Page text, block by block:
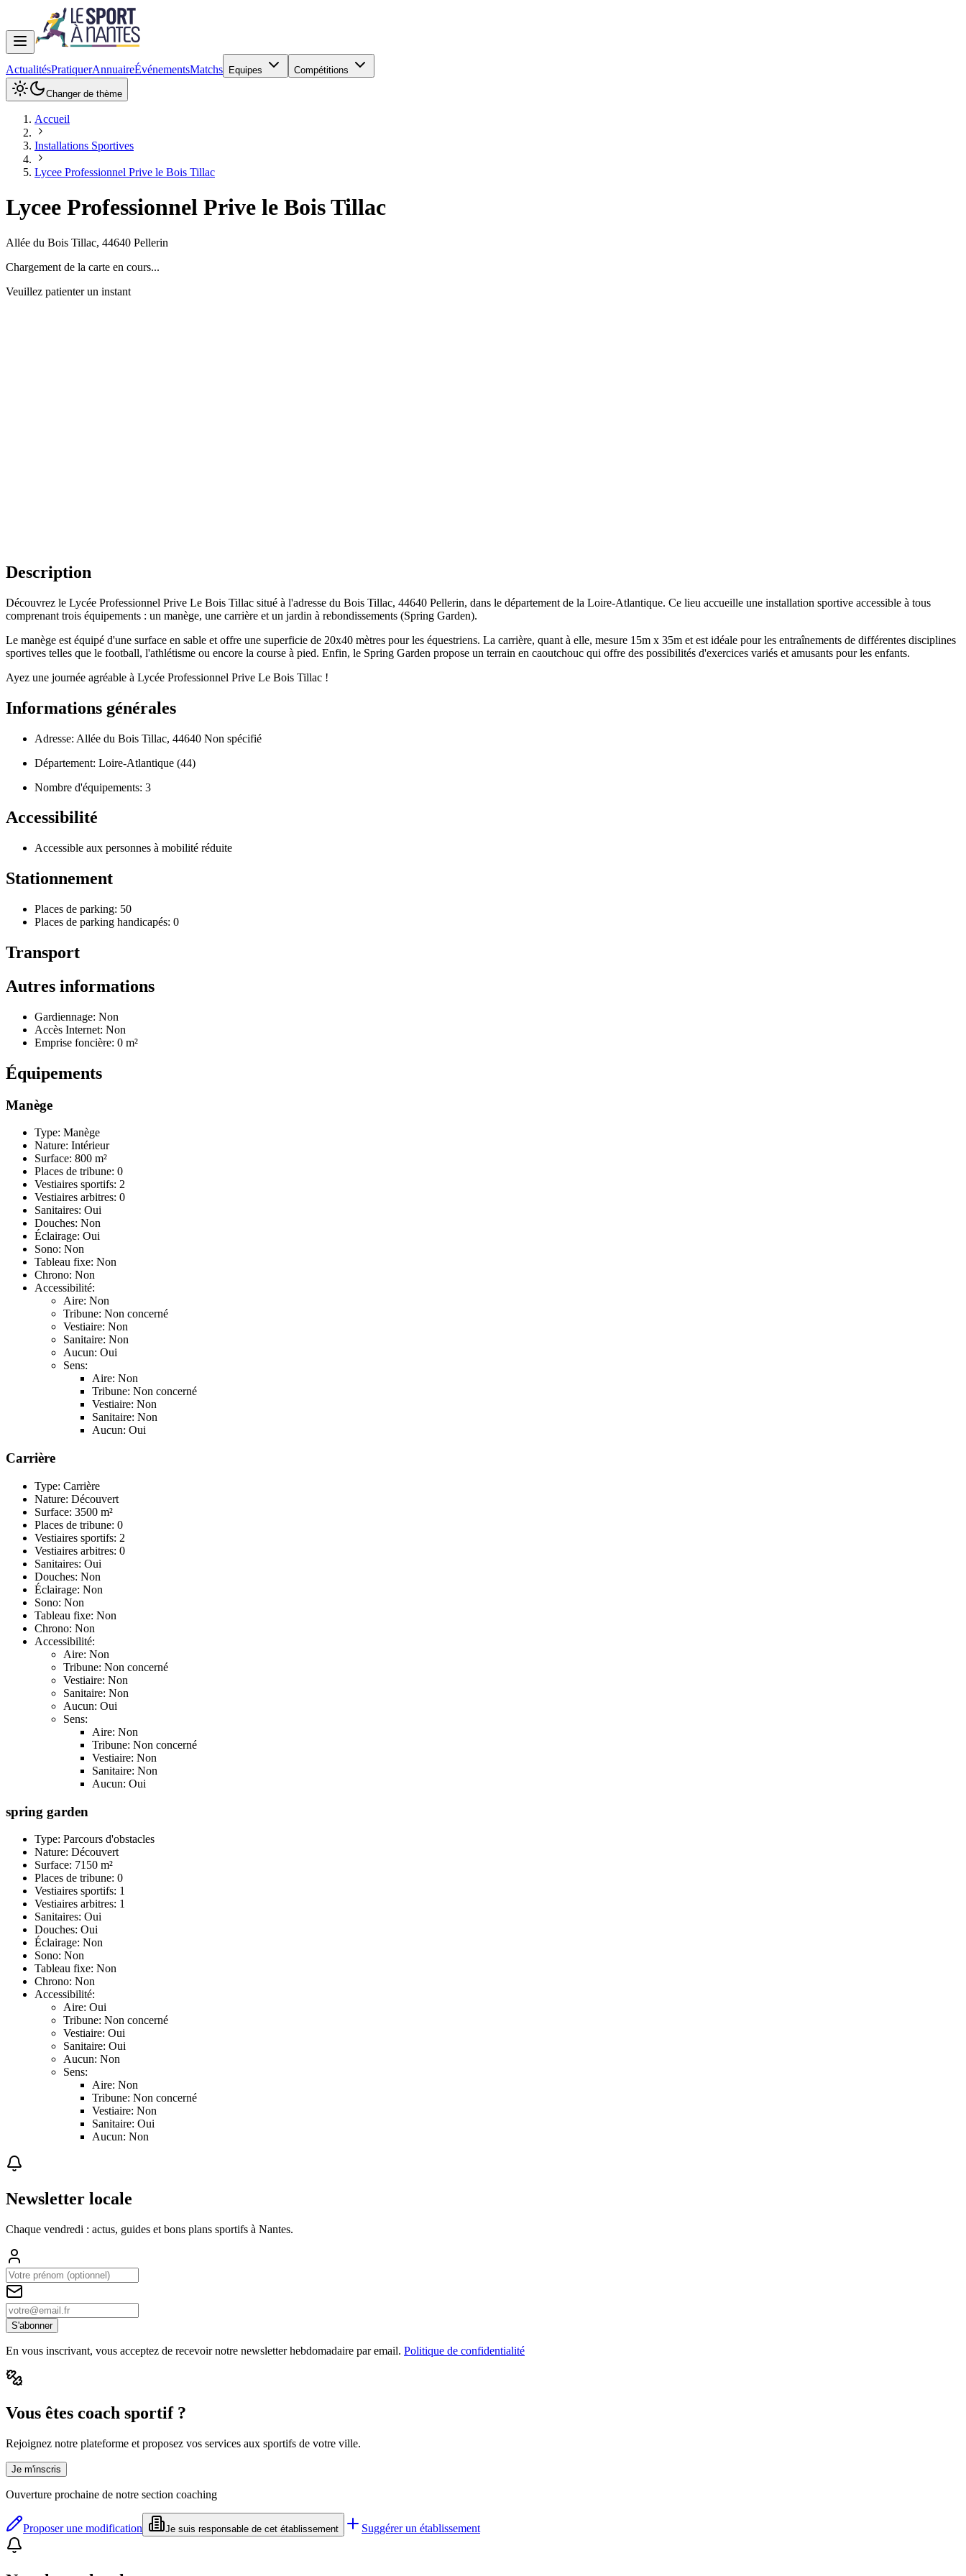
ActualitésPratiquerAnnuaireÉvénementsMatchs Equipes Compétitions
Changer de thème
Accueil
Installations Sportives
Lycee Professionnel Prive le Bois Tillac
Lycee Professionnel Prive le Bois Tillac
Allée du Bois Tillac, 44640 Pellerin
Chargement de la carte en cours...
Veuillez patienter un instant
Description
Découvrez le Lycée Professionnel Prive Le Bois Tillac situé à l'adresse du Bois Tillac, 44640 Pellerin, dans le département de la Loire-Atlantique. Ce lieu accueille une installation sportive accessible à tous
comprenant trois équipements : un manège, une carrière et un jardin à rebondissements (Spring Garden).
Le manège est équipé d'une surface en sable et offre une superficie de 20x40 mètres pour les équestriens. La carrière, quant à elle, mesure 15m x 35m et est idéale pour les entraînements de différentes disciplines
sportives telles que le football, l'athlétisme ou encore la course à pied. Enfin, le Spring Garden propose un terrain en caoutchouc qui offre des possibilités d'exercices variés et amusants pour les enfants.
Ayez une journée agréable à Lycée Professionnel Prive Le Bois Tillac !
Informations générales
Adresse: Allée du Bois Tillac, 44640 Non spécifié
Département: Loire-Atlantique (44)
Nombre d'équipements: 3
Accessibilité
Accessible aux personnes à mobilité réduite
Stationnement
Places de parking: 50
Places de parking handicapés: 0
Transport
Autres informations
Gardiennage: Non
Accès Internet: Non
Emprise foncière: 0 m²
Équipements
Manège
Type: Manège
Nature: Intérieur
Surface: 800 m²
Places de tribune: 0
Vestiaires sportifs: 2
Vestiaires arbitres: 0
Sanitaires: Oui
Douches: Non
Éclairage: Oui
Sono: Non
Tableau fixe: Non
Chrono: Non
Accessibilité:
Aire: Non
Tribune: Non concerné
Vestiaire: Non
Sanitaire: Non
Aucun: Oui
Sens:
Aire: Non
Tribune: Non concerné
Vestiaire: Non
Sanitaire: Non
Aucun: Oui
Carrière
Type: Carrière
Nature: Découvert
Surface: 3500 m²
Places de tribune: 0
Vestiaires sportifs: 2
Vestiaires arbitres: 0
Sanitaires: Oui
Douches: Non
Éclairage: Non
Sono: Non
Tableau fixe: Non
Chrono: Non
Accessibilité:
Aire: Non
Tribune: Non concerné
Vestiaire: Non
Sanitaire: Non
Aucun: Oui
Sens:
Aire: Non
Tribune: Non concerné
Vestiaire: Non
Sanitaire: Non
Aucun: Oui
spring garden
Type: Parcours d'obstacles
Nature: Découvert
Surface: 7150 m²
Places de tribune: 0
Vestiaires sportifs: 1
Vestiaires arbitres: 1
Sanitaires: Oui
Douches: Oui
Éclairage: Non
Sono: Non
Tableau fixe: Non
Chrono: Non
Accessibilité:
Aire: Oui
Tribune: Non concerné
Vestiaire: Oui
Sanitaire: Oui
Aucun: Non
Sens:
Aire: Non
Tribune: Non concerné
Vestiaire: Non
Sanitaire: Oui
Aucun: Non
Newsletter locale
Chaque vendredi : actus, guides et bons plans sportifs à Nantes.
S'abonner
En vous inscrivant, vous acceptez de recevoir notre newsletter hebdomadaire par email. Politique de confidentialité
Vous êtes coach sportif ?
Rejoignez notre plateforme et proposez vos services aux sportifs de votre ville.
Je m'inscris
Ouverture prochaine de notre section coaching
Proposer une modification Je suis responsable de cet établissement Suggérer un établissement